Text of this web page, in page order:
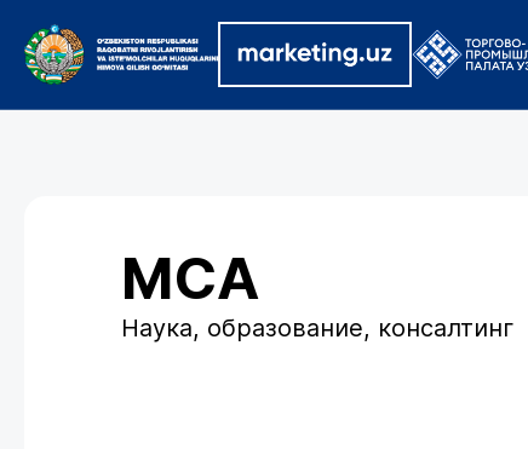
MCA
Наука, образование, консалтинг